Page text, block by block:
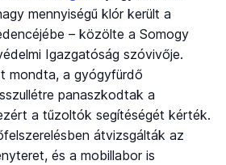
mennyiségű klór került a
– közölte a Somogy
Igazgatóság szóvivője.
mondta, a gyógyfürdő
panaszkodtak a
a tűzoltók segítéségét kérték.
átvizsgálták az
és a mobillabor is